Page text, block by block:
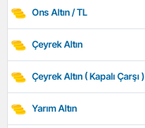
Ons Altın / TL
Çeyrek Altın
Çeyrek Altın ( Kapalı Çarşı )
Yarım Altın